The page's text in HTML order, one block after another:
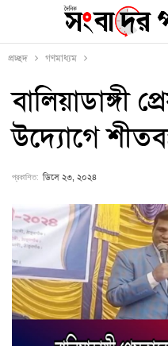
প্রচ্ছদ গণমাধ্যম
বালিয়াডাঙ্গী
উদ্যোগে
প্রকাশিত: ডিসে ২৩, ২০২৪